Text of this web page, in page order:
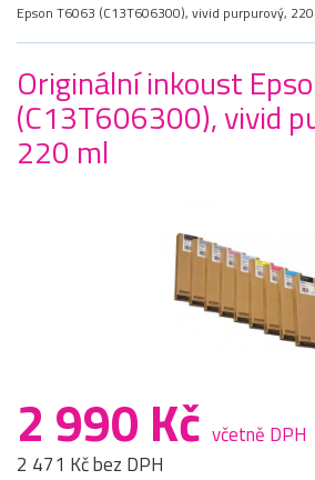
Epson T6063 (C13T606300), vivid purpurový,
Originální inkoust
(C13T606300), vivid
220 ml
2 990 Kč včetně DPH
2 471 Kč bez DPH